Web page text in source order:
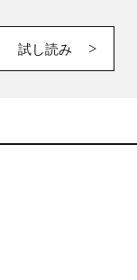
試し読み